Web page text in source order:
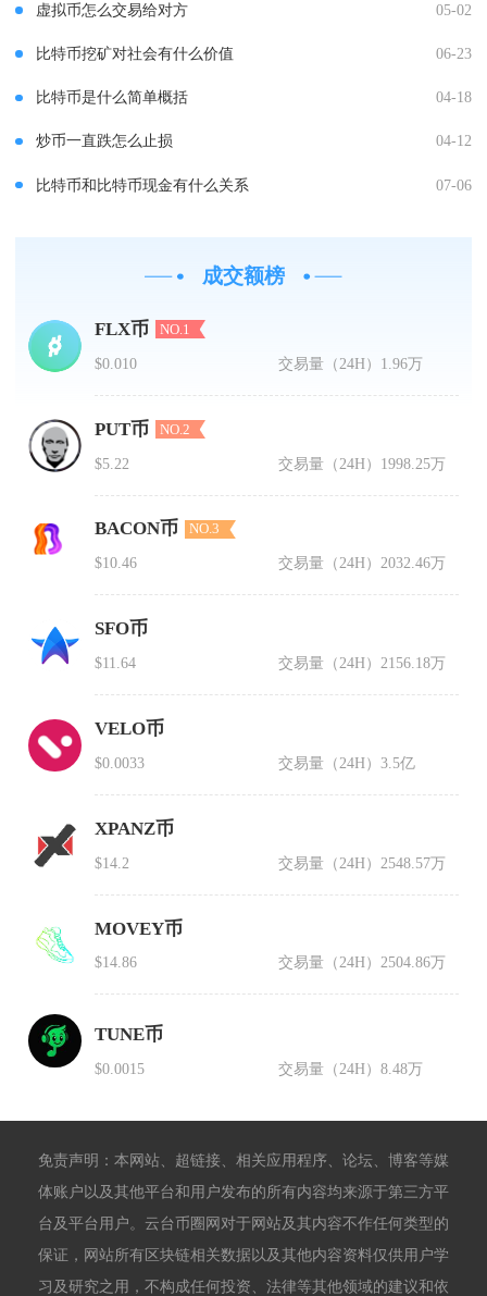
虚拟币怎么交易给对方 05-02
比特币挖矿对社会有什么价值 06-23
比特币是什么简单概括 04-18
炒币一直跌怎么止损 04-12
比特币和比特币现金有什么关系 07-06
成交额榜
FLX币 NO.1
$0.010 交易量（24H） 1.96万
PUT币 NO.2
$5.22 交易量（24H） 1998.25万
BACON币 NO.3
$10.46 交易量（24H）2032.46万
SFO币
$11.64 交易量（24H） 2156.18万
VELO币
$0.0033 交易量（24H）3.5亿
XPANZ币
$14.2 交易量（24H） 2548.57万
MOVEY币
$14.86 交易量（24H）2504.86万
TUNE币
$0.0015 交易量（24H）8.48万
免责声明：本网站、超链接、相关应用程序、论坛、博客等媒
体账户以及其他平台和用户发布的所有内容均来源于第三方平
台及平台用户。云台币圈网对于网站及其内容不作任何类型的
保证，网站所有区块链相关数据以及其他内容资料仅供用户学
习及研究之用，不构成任何投资、法律等其他领域的建议和依